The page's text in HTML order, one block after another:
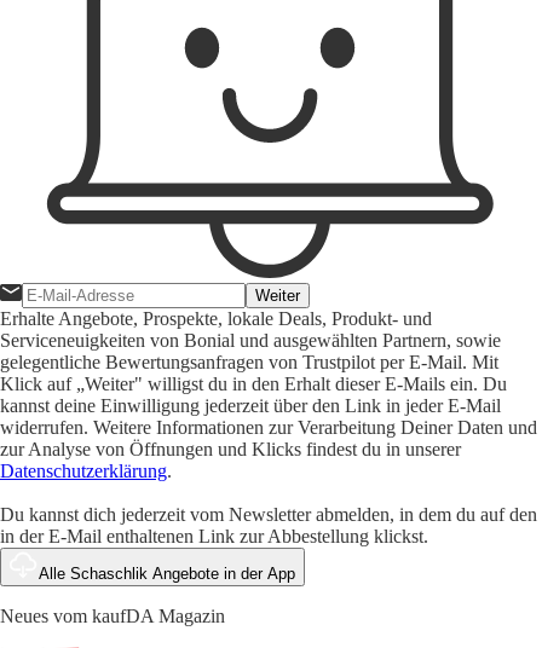
Weiter
Erhalte Angebote, Prospekte, lokale Deals, Produkt- und
Serviceneuigkeiten von Bonial und ausgewählten Partnern, sowie
gelegentliche Bewertungsanfragen von Trustpilot per E-Mail. Mit
Klick auf „Weiter" willigst du in den Erhalt dieser E-Mails ein. Du
kannst deine Einwilligung jederzeit über den Link in jeder E-Mail
widerrufen. Weitere Informationen zur Verarbeitung Deiner Daten und
zur Analyse von Öffnungen und Klicks findest du in unserer
Datenschutzerklärung.
Du kannst dich jederzeit vom Newsletter abmelden, in dem du auf den
in der E-Mail enthaltenen Link zur Abbestellung klickst.
Alle Schaschlik Angebote in der App
Neues vom kaufDA Magazin